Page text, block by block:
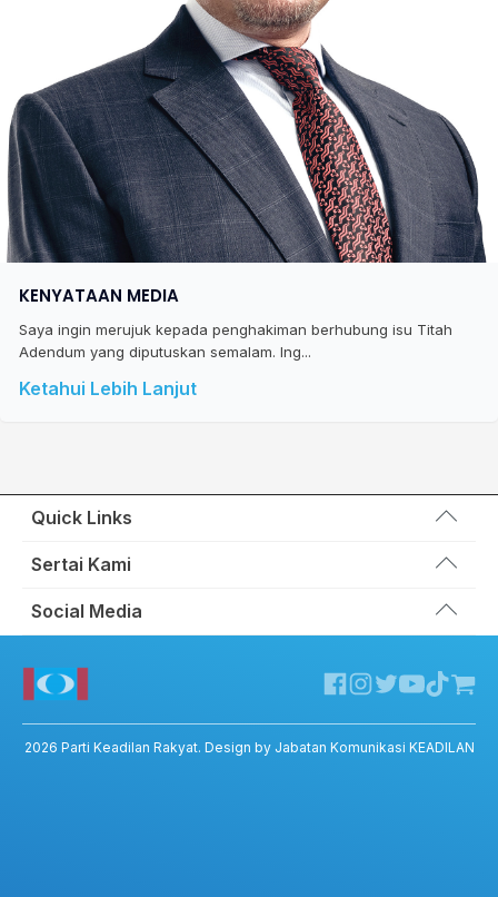
KENYATAAN MEDIA
Saya ingin merujuk kepada penghakiman berhubung isu Titah
Adendum yang diputuskan semalam. Ing...
Ketahui Lebih Lanjut
Quick Links
Wakil Rakyat
Hubungi Kami
Sumbangan
Sertai Kami
Portal Anggota KEADILAN
Social Media
Twitter KEADILAN
Channel Telegram KEADILAN
Kedai KEADILAN
ADIL – Privacy Policy
2026 Parti Keadilan Rakyat. Design by Jabatan Komunikasi KEADILAN